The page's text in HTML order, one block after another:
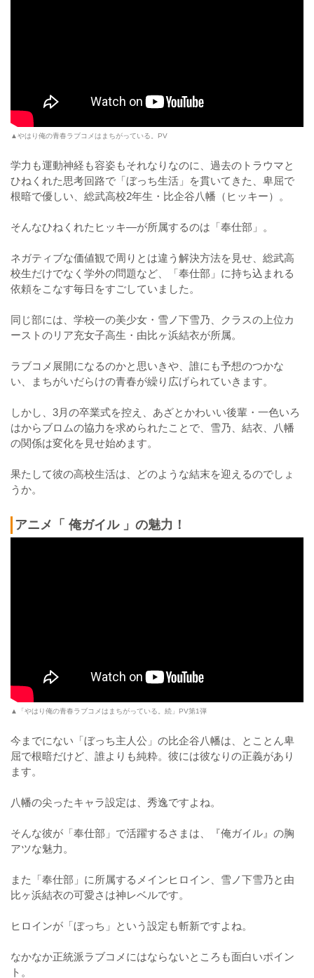
▲やはり俺の青春ラブコメはまちがっている。PV
学力も運動神経も容姿もそれなりなのに、過去のトラウマと
ひねくれた思考回路で「ぼっち生活」を貫いてきた、卑屈で
根暗で優しい、総武高校2年生・比企谷八幡（ヒッキー）。
そんなひねくれたヒッキ―が所属するのは「奉仕部」。
ネガティブな価値観で周りとは違う解決方法を見せ、総武高
校生だけでなく学外の問題など、「奉仕部」に持ち込まれる
依頼をこなす毎日をすごしていました。
同じ部には、学校一の美少女・雪ノ下雪乃、クラスの上位カ
ーストのリア充女子高生・由比ヶ浜結衣が所属。
ラブコメ展開になるのかと思いきや、誰にも予想のつかな
い、まちがいだらけの青春が繰り広げられていきます。
しかし、3月の卒業式を控え、あざとかわいい後輩・一色いろ
はからブロムの協力を求められたことで、雪乃、結衣、八幡
の関係は変化を見せ始めます。
果たして彼の高校生活は、どのような結末を迎えるのでしょ
うか。
アニメ「 俺ガイル 」の魅力！
▲「やはり俺の青春ラブコメはまちがっている。続」PV第1弾
今までにない「ぼっち主人公」の比企谷八幡は、とことん卑
屈で根暗だけど、誰よりも純粋。彼には彼なりの正義があり
ます。
八幡の尖ったキャラ設定は、秀逸ですよね。
そんな彼が「奉仕部」で活躍するさまは、『俺ガイル』の胸
アツな魅力。
また「奉仕部」に所属するメインヒロイン、雪ノ下雪乃と由
比ヶ浜結衣の可愛さは神レベルです。
ヒロインが「ぼっち」という設定も斬新ですよね。
なかなか正統派ラブコメにはならないところも面白いポイン
ト。